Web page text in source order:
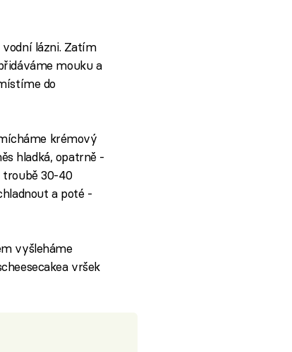
lázni. Zatím
mouku a
do
krémový
hladká, opatrně -
troubě 30-40
a poté -
vyšleháme
vršek